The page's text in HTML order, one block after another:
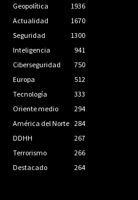
Geopolítica
1936
Actualidad
1670
Seguridad
1300
Inteligencia
941
Ciberseguridad
750
Europa
512
Tecnología
333
Oriente medio
294
América del Norte 284
DDHH
267
Terrorismo
266
Destacado
264